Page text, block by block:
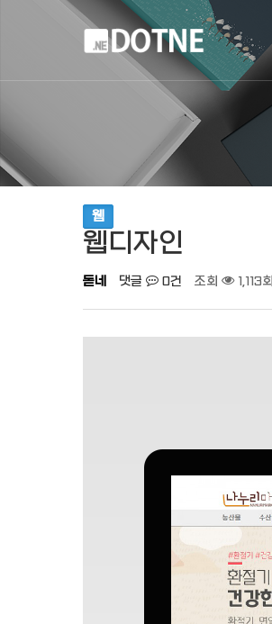
웹
웹디자인
돋네 댓글 0건 조회 1,113회